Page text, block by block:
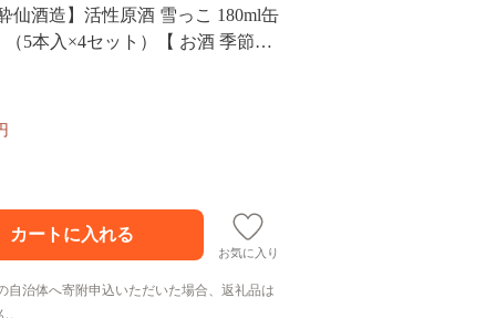
仙酒造】活性原酒 雪っこ 180ml缶
（5本入×4セット）【 お酒 季節限
お気に入り
自治体へ寄附申込いただいた場合、返礼品は